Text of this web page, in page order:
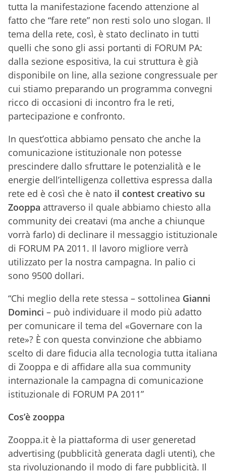
tutta la manifestazione facendo attenzione al
fatto che “fare rete” non resti solo uno slogan. Il
tema della rete, così, è stato declinato in tutti
quelli che sono gli assi portanti di FORUM PA:
dalla sezione espositiva, la cui struttura è già
disponibile on line, alla sezione congressuale per
cui stiamo preparando un programma convegni
ricco di occasioni di incontro fra le reti,
partecipazione e confronto.
In quest’ottica abbiamo pensato che anche la
comunicazione istituzionale non potesse
prescindere dallo sfruttare le potenzialità e le
energie dell’intelligenza collettiva espressa dalla
rete ed è così che è nato il contest creativo su
Zooppa attraverso il quale abbiamo chiesto alla
community dei creatavi (ma anche a chiunque
vorrà farlo) di declinare il messaggio istituzionale
di FORUM PA 2011. Il lavoro migliore verrà
utilizzato per la nostra campagna. In palio ci
sono 9500 dollari.
“Chi meglio della rete stessa – sottolinea Gianni
Dominci – può individuare il modo più adatto
per comunicare il tema del «Governare con la
rete»? È con questa convinzione che abbiamo
scelto di dare fiducia alla tecnologia tutta italiana
di Zooppa e di affidare alla sua community
internazionale la campagna di comunicazione
istituzionale di FORUM PA 2011”
Cos’è zooppa
Zooppa.it è la piattaforma di user generetad
advertising (pubblicità generata dagli utenti), che
sta rivoluzionando il modo di fare pubblicità. Il